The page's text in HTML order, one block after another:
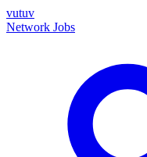
vutuv
Network Jobs